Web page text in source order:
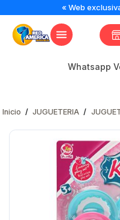
« Web
Whatsapp
Inicio / JUGUETERIA /